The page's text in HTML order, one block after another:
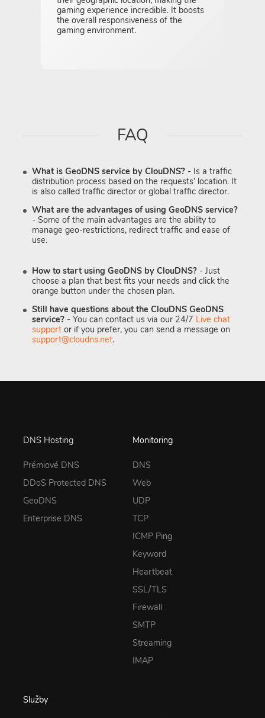
gaming experience incredible. It boosts
the overall responsiveness of the
gaming environment.
FAQ
What is GeoDNS service by ClouDNS? - Is a traffic
distribution process based on the requests’ location. It
is also called traffic director or global traffic director.
What are the advantages of using GeoDNS service?
- Some of the main advantages are the ability to
manage geo-restrictions, redirect traffic and ease of
use.
How to start using GeoDNS by ClouDNS? - Just
choose a plan that best fits your needs and click the
orange button under the chosen plan.
Still have questions about the ClouDNS GeoDNS
service? - You can contact us via our 24/7 Live chat
support or if you prefer, you can send a message on
support@cloudns.net.
DNS Hosting
Prémiové DNS
DDoS Protected DNS
GeoDNS
Enterprise DNS
Monitoring
DNS
Web
UDP
TCP
ICMP Ping
Keyword
Heartbeat
SSL/TLS
Firewall
SMTP
Streaming
IMAP
Služby